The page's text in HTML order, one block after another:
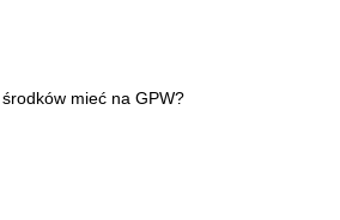
mieć na GPW?